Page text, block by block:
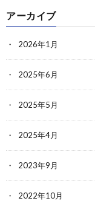
アーカイブ
2026年1月
2025年6月
2025年5月
2025年4月
2023年9月
2022年10月